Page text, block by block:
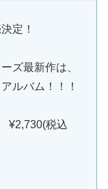
決定！
ズ最新作は、
ルバム！！！
税込